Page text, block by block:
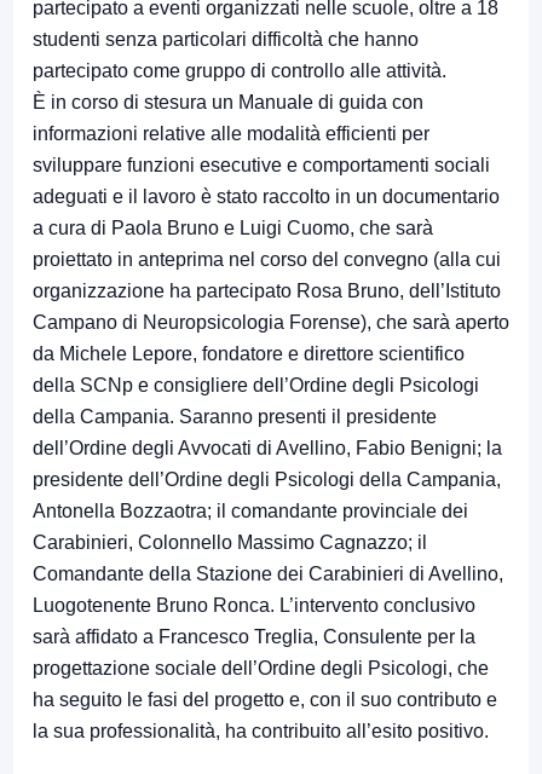
partecipato a eventi organizzati nelle scuole, oltre a 18
studenti senza particolari difficoltà che hanno
partecipato come gruppo di controllo alle attività.
È in corso di stesura un Manuale di guida con
informazioni relative alle modalità efficienti per
sviluppare funzioni esecutive e comportamenti sociali
adeguati e il lavoro è stato raccolto in un documentario
a cura di Paola Bruno e Luigi Cuomo, che sarà
proiettato in anteprima nel corso del convegno (alla cui
organizzazione ha partecipato Rosa Bruno, dell’Istituto
Campano di Neuropsicologia Forense), che sarà aperto
da Michele Lepore, fondatore e direttore scientifico
della SCNp e consigliere dell’Ordine degli Psicologi
della Campania. Saranno presenti il presidente
dell’Ordine degli Avvocati di Avellino, Fabio Benigni; la
presidente dell’Ordine degli Psicologi della Campania,
Antonella Bozzaotra; il comandante provinciale dei
Carabinieri, Colonnello Massimo Cagnazzo; il
Comandante della Stazione dei Carabinieri di Avellino,
Luogotenente Bruno Ronca. L’intervento conclusivo
sarà affidato a Francesco Treglia, Consulente per la
progettazione sociale dell’Ordine degli Psicologi, che
ha seguito le fasi del progetto e, con il suo contributo e
la sua professionalità, ha contribuito all’esito positivo.